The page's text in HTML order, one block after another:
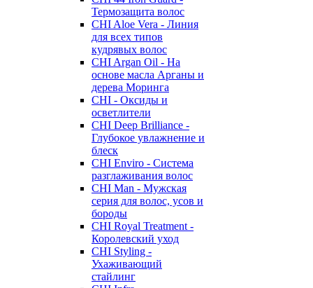
Термозащита волос
CHI Aloe Vera - Линия
для всех типов
кудрявых волос
CHI Argan Oil - На
основе масла Арганы и
дерева Моринга
CHI - Оксиды и
осветлители
CHI Deep Brilliance -
Глубокое увлажнение и
блеск
CHI Enviro - Система
разглаживания волос
CHI Man - Мужская
серия для волос, усов и
бороды
CHI Royal Treatment -
Королевский уход
CHI Styling -
Ухаживающий
стайлинг